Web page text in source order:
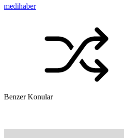
medihaber
Benzer Konular